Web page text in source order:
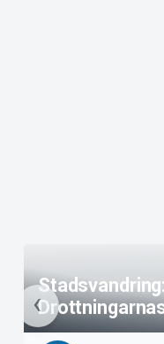
Stadsvandring: